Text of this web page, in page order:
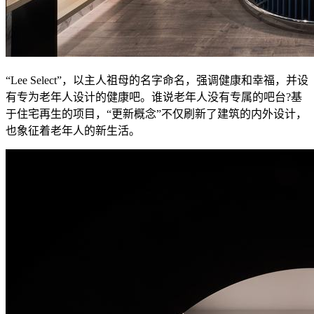
“Lee Select”，以主人祖母的名字命名，强调健康和幸福，并设
有专为老年人设计的健康吧。谁说老年人没有专属的吧台?基
于住宅再生的项目，“更新概念”不仅刷新了建筑的内外设计，
也象征着老年人的新生活。